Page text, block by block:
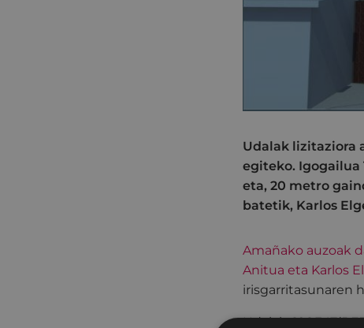
Udalak lizitaziora
egiteko. Igogailua
eta, 20 metro
batetik, Karlos
Amañako auzoak
Anitua eta Karlos
irisgarritasunaren
Udalak